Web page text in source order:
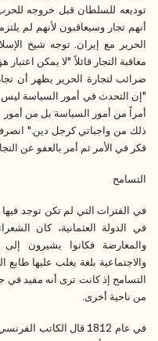
توديعه للسلطان قبل خروجه
أنهم تجار وسيعاقبون لأنهم لم
الحرير مع إيران. توجه شيخ
معاقبة التجار قائلاً "لا يمكن
ضرائب لتجارة الحرير يظهر أن
"إن التحدث في أمور السياسة
أمراً من أمور السياسة بل من أمور
ذلك من واجباتي كرجل دين."
فكر في الأمر ثم أمر بالعفو عن
التسامح
في الفترات التي لم تكن توجد
في الدولة العثمانية، كان
والمعارضة فكانوا يشيرون إلى
والاجتماعية بلغة يغلب عليها
التسامح إذ كانت ترى أنه مفيد
من ناحية أخرى.
في عام 1812 قال